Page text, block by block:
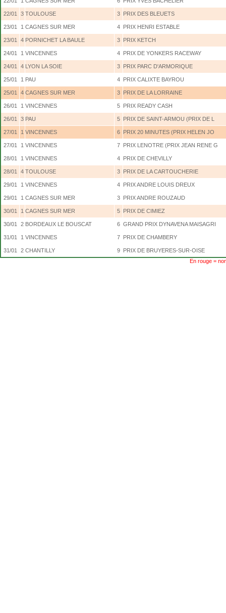
22/01 3 TOULOUSE 3 PRIX DES BLEUETS
23/01 1 CAGNES SUR MER 4 PRIX HENRI ESTABLE
23/01 4 PORNICHET LA BAULE 3 PRIX KETCH
24/01 1 VINCENNES 4 PRIX DE YONKERS RACEWAY
24/01 4 LYON LA SOIE 3 PRIX PARC D'ARMORIQUE
25/01 1 PAU 4 PRIX CALIXTE BAYROU
25/01 4 CAGNES SUR MER 3 PRIX DE LA LORRAINE
26/01 1 VINCENNES 5 PRIX READY CASH
26/01 3 PAU 5 PRIX DE SAINT-ARMOU (PRIX DE L
27/01 1 VINCENNES 6 PRIX 20 MINUTES (PRIX HELEN JO
27/01 1 VINCENNES 7 PRIX LENOTRE (PRIX JEAN RENE G
28/01 1 VINCENNES 4 PRIX DE CHEVILLY
28/01 4 TOULOUSE 3 PRIX DE LA CARTOUCHERIE
29/01 1 VINCENNES 4 PRIX ANDRE LOUIS DREUX
29/01 1 CAGNES SUR MER 3 PRIX ANDRE ROUZAUD
30/01 1 CAGNES SUR MER 5 PRIX DE CIMIEZ
30/01 2 BORDEAUX LE BOUSCAT 6 GRAND PRIX DYNAVENA MAISAGRI
31/01 1 VINCENNES 7 PRIX DE CHAMBERY
31/01 2 CHANTILLY 9 PRIX DE BRUYERES-SUR-OISE
En rouge =